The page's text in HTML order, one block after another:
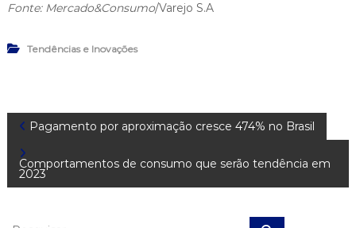
Fonte: Mercado&Consumo/Varejo S.A
Tendências e Inovações
N
a
Pagamento por aproximação cresce 474% no Brasil
Comportamentos de consumo que serão tendência em
2023
P